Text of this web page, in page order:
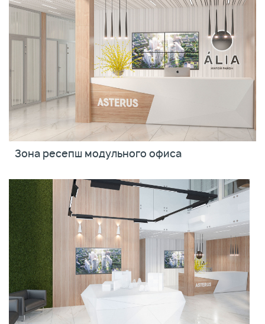
Зона ресепш модульного офиса